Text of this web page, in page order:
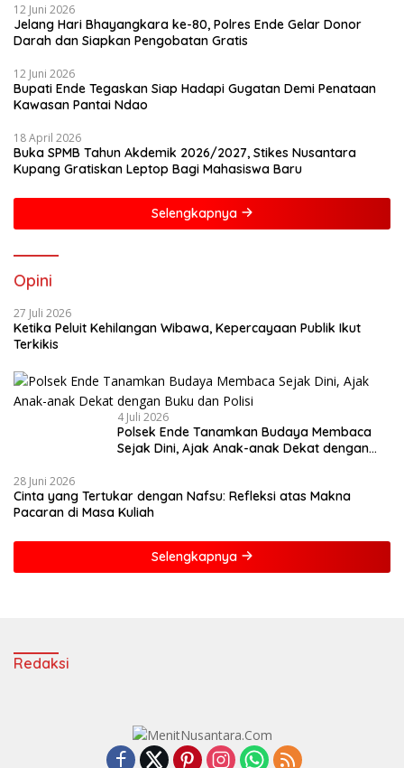
12 Juni 2026
Jelang Hari Bhayangkara ke-80, Polres Ende Gelar Donor
Darah dan Siapkan Pengobatan Gratis
12 Juni 2026
Bupati Ende Tegaskan Siap Hadapi Gugatan Demi Penataan
Kawasan Pantai Ndao
18 April 2026
Buka SPMB Tahun Akdemik 2026/2027, Stikes Nusantara
Kupang Gratiskan Leptop Bagi Mahasiswa Baru
Selengkapnya
Opini
27 Juli 2026
Ketika Peluit Kehilangan Wibawa, Kepercayaan Publik Ikut
Terkikis
4 Juli 2026
Polsek Ende Tanamkan Budaya Membaca
Sejak Dini, Ajak Anak-anak Dekat dengan
28 Juni 2026
Cinta yang Tertukar dengan Nafsu: Refleksi atas Makna
Pacaran di Masa Kuliah
Selengkapnya
Redaksi